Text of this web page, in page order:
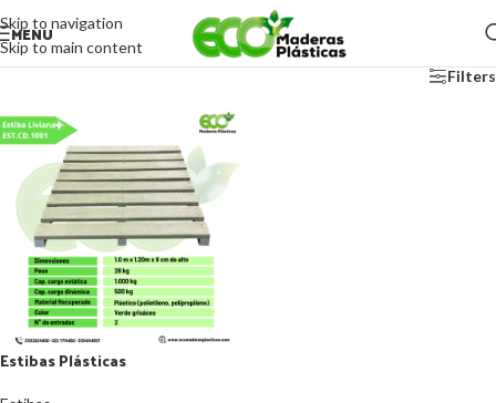
Skip to navigation
Skip to main content
MENU
Filters
Estibas Plásticas